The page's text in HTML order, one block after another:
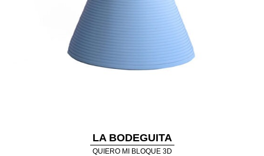
LA BODEGUITA
QUIERO MI BLOQUE 3D